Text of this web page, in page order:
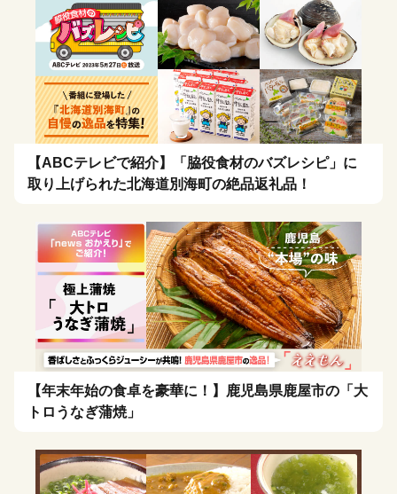
【ABCテレビで紹介】「脇役食材のバズレシピ」に
取り上げられた北海道別海町の絶品返礼品！
【年末年始の食卓を豪華に！】鹿児島県鹿屋市の「大
トロうなぎ蒲焼」